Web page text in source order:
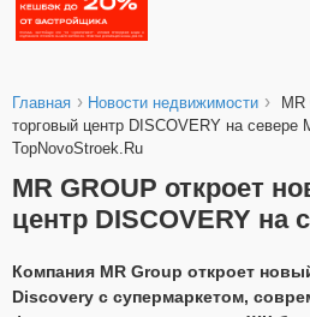
Главная › Новости недвижимости ›
торговый центр DISCOVERY на севере
TopNovoStroek.Ru
MR GROUP откроет
центр DISCOVERY на
Компания MR Group откроет
Discovery с супермаркетом,